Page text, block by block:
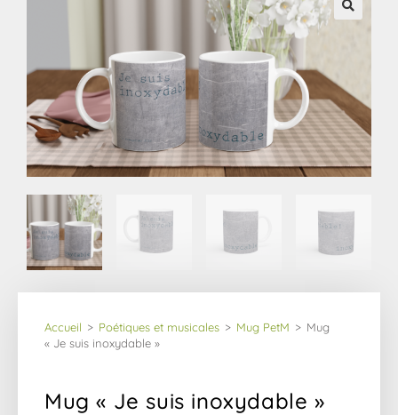
Accueil > Poétiques et musicales > Mug PetM > Mug
« Je suis inoxydable »
Mug « Je suis inoxydable »